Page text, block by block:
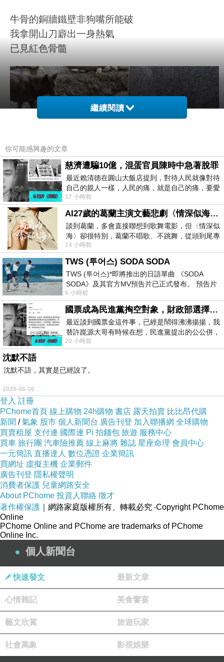
牛骨的銅牆鐵壁非狗嘴所能破
我拿開山刀廦出一身熱氣
已見紅色骨髓
然而還有牛骨的半壁
我換了鐡鎚
敲了幾下
鎚頭不堪操勞
竟然棄柄而去
再換大榔頭
總算把大半牛骨支離破碎
帶皮的一段就不管了
肉屑隨著大榔頭們衝撃飛濺
好像還飛進了眼睛
衣服也沾了幾點
繼續閱讀
你可能感興趣的文章
慈濟遭騙10億，混蛋官員陳時中急著脫罪
最近賴清德在圓山大飯店提到，對待人民就像對待
自己的親人一樣，人民的痛，就是自己的痛，要愛
民如親，說的這麼好聽，實際上根本沒做
17 小時前
AI27歲的葛蘭主演文藝悲劇〈情深似海〉 #戀上老電影 #葛蘭 #粟子
談到葛蘭，多會直接聯想到歌舞電影，但〈情深似
海〉卻很特別，葛蘭不唱歌、不跳舞，從頭到尾專
心演戲。拍攝期間，經常工作超過12個鐘
14 小時前
TWS (투어스) SODA SODA
TWS (투어스)*即將推出的日語單曲 《SODA
SODA》及其官方MV預告片已正式發布。 預告片
一經發布， 就引發了粉絲們對這次夏季回
6 小時前
國票成為民進黨掏空對象，財政部選擇性失憶
最近談到國票金這件事，已經是鬧得沸沸揚揚，我
替許崑源大哥有時候在想，民進黨提出的公公併，
其實就是想要國庫通黨庫，鬧出最大的醜
20 小時前
沈默不語
沈默不語，其實是已經說了。
2026-08-08
登入 註冊
PChome首頁 線上購物 24h購物 書店 露天拍賣 比比昂代購
新聞 /氣象 股市 個人新聞台 廣告刊登 加入聯播網 全球購物
買賣租屋 支付連 國際連 Pi 拍錢包 旅遊 服務中心
買車 旅行團 汽車險推薦 線上麻將 雜誌 星座命理 會員中心
一元簡訊 直播達人 數位憑證 企業簡訊
買網址 虛擬主機 企業郵件
廣告刊登 隱私權聲明
消費者保護 兒童網路安全
About PChome 投資人聯絡 徵才
著作權保護 ｜網路家庭版權所有、轉載必究 ‧Copyright PChome
Online
PChome Online and PChome are trademarks of PChome
Online Inc.
個人新聞台
快速發文 最新文章
心情雜記 美食饗宴
藝文欣賞 旅遊玩家
社會萬象 影視娛樂